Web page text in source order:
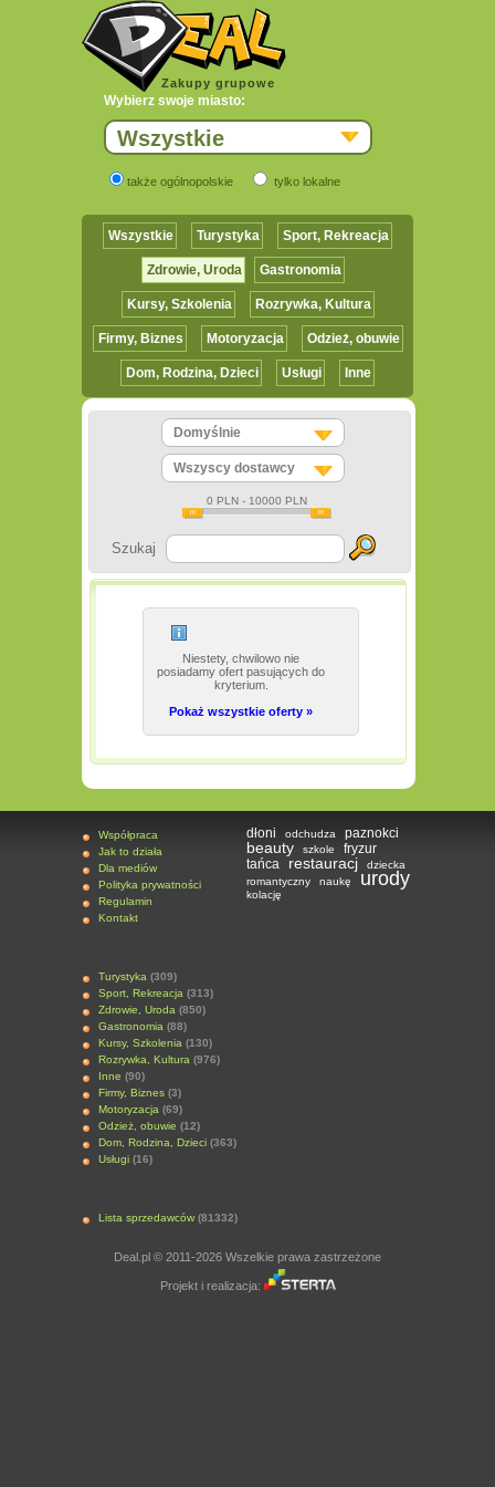
Zakupy grupowe
Wybierz swoje miasto:
Wszystkie
także ogólnopolskie tylko lokalne
Wszystkie Turystyka Sport, Rekreacja
Zdrowie, Uroda Gastronomia
Kursy, Szkolenia Rozrywka, Kultura
Firmy, Biznes Motoryzacja Odzież, obuwie
Dom, Rodzina, Dzieci Usługi Inne
Domyślnie
Wszyscy dostawcy
0 PLN - 10000 PLN
Szukaj
Niestety, chwilowo nie
posiadamy ofert pasujących do
kryterium.
Pokaż wszystkie oferty »
Współpraca
Jak to działa
Dla mediów
Polityka prywatności
Regulamin
Kontakt
Turystyka (309)
Sport, Rekreacja (313)
Zdrowie, Uroda (850)
Gastronomia (88)
Kursy, Szkolenia (130)
Rozrywka, Kultura (976)
Inne (90)
Firmy, Biznes (3)
Motoryzacja (69)
Odzież, obuwie (12)
Dom, Rodzina, Dzieci (363)
Usługi (16)
Lista sprzedawców (81332)
dłoni odchudza paznokci
beauty szkole
fryzur
tańca
restauracj
dziecka
romantyczny
naukę urody
kolację
Deal.pl © 2011-2026 Wszelkie prawa zastrzeżone
Projekt i realizacja: